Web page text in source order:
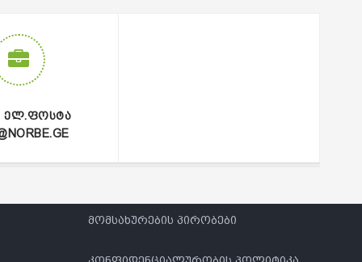
ᲔᲚ.ᲤᲝᲡᲢᲐ
მომსახურების პირობები